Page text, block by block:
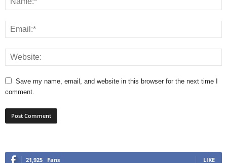
Save my name, email, and website in this browser for the next time I
comment.
21,925 Fans LIKE